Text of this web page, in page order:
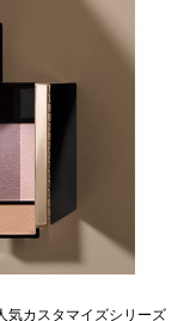
気カスタマイズシリーズ